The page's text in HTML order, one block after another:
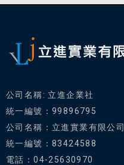
公司名稱: 立進企業社
統一編號：99896795
公司名稱：立進實業有限公司
統一編號：83424588
電話：04-25630970